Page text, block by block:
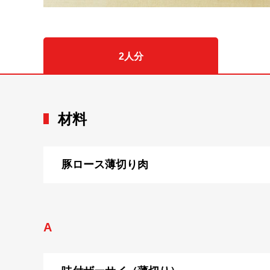
2人分
材料
豚ロース薄切り肉
A